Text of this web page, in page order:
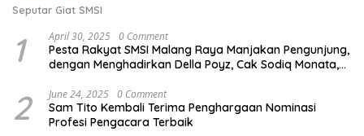
Seputar Giat SMSI
1 April 30, 2025 0 Comment
Pesta Rakyat SMSI Malang Raya Manjakan Pengunjung,
dengan Menghadirkan Della Poyz, Cak Sodiq Monata,
2 June 24, 2025 0 Comment
Sam Tito Kembali Terima Penghargaan Nominasi
Profesi Pengacara Terbaik